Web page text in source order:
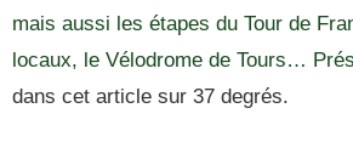
mais aussi les étapes du Tour de
locaux, le Vélodrome de Tours…
dans cet article sur 37 degrés.